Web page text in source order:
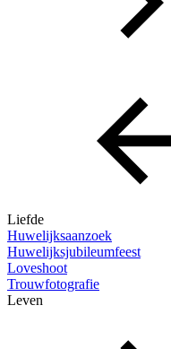
Liefde
Huwelijksaanzoek
Huwelijksjubileumfeest
Loveshoot
Trouwfotografie
Leven